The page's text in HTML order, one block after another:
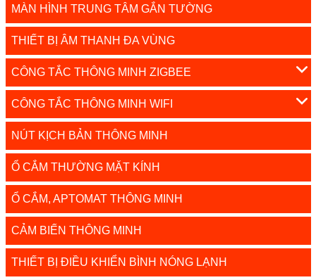
MÀN HÌNH TRUNG TÂM GẮN TƯỜNG
THIẾT BỊ ÂM THANH ĐA VÙNG
CÔNG TẮC THÔNG MINH ZIGBEE
CÔNG TẮC THÔNG MINH WIFI
NÚT KỊCH BẢN THÔNG MINH
Ổ CẮM THƯỜNG MẶT KÍNH
Ổ CẮM, APTOMAT THÔNG MINH
CẢM BIẾN THÔNG MINH
THIẾT BỊ ĐIỀU KHIỂN BÌNH NÓNG LẠNH